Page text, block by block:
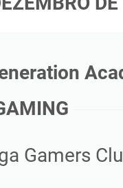
Gamers